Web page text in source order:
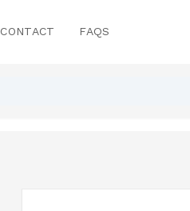
CONTACT FAQS